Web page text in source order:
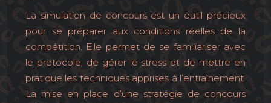
La simulation de concours est un outil précieux
pour se préparer aux conditions réelles de la
compétition. Elle permet de se familiariser avec
le protocole, de gérer le stress et de mettre en
pratique les techniques apprises à l’entraînement.
La mise en place d’une stratégie de concours